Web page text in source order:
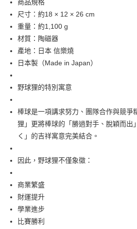
元大商業銀行
玉山商業銀行
台新國際商業銀行
台灣樂天信用卡公司
Google Pay
運送方式
全家取貨付款
每筆NT$65，滿NT$999(含以上)免運費
付款後全家取貨
每筆NT$65，滿NT$999(含以上)免運費
7-11取貨付款
每筆NT$65，滿NT$999(含以上)免運費
宅配
每筆NT$100，滿NT$999(含以上)免運費
商品規格
尺寸：約18 × 12 × 26 cm
重量：約1,100 g
材質：陶磁器
產地：日本 信樂燒
日本製（Made in Japan）
野球狸的特別寓意
棒球是一項講求努力、團隊合作與競爭
狸」更將棒球的「勝過對手、脫穎而出
く」的吉祥寓意完美結合。
因此，野球狸不僅象徵：
商業繁盛
財運提升
學業進步
比賽勝利